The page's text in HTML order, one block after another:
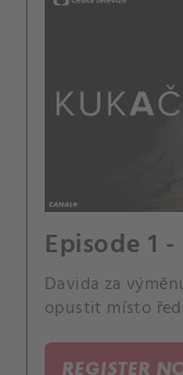
Episode 1
Davida za
opustit místo
REGISTER